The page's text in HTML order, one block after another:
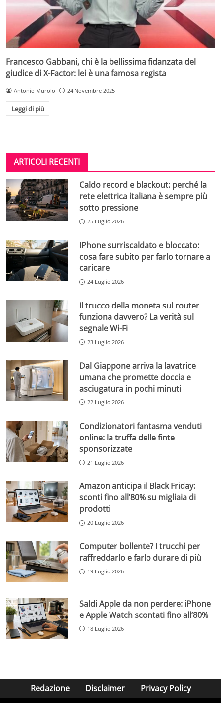
Francesco Gabbani, chi è la bellissima fidanzata del
giudice di X-Factor: lei è una famosa regista
Antonio Murolo 24 Novembre 2025
Leggi di più
ARTICOLI RECENTI
Caldo record e blackout: perché la
rete elettrica italiana è sempre più
sotto pressione
25 Luglio 2026
IPhone surriscaldato e bloccato:
cosa fare subito per farlo tornare a
caricare
24 Luglio 2026
Il trucco della moneta sul router
funziona davvero? La verità sul
segnale Wi-Fi
23 Luglio 2026
Dal Giappone arriva la lavatrice
umana che promette doccia e
asciugatura in pochi minuti
22 Luglio 2026
Condizionatori fantasma venduti
online: la truffa delle finte
sponsorizzate
21 Luglio 2026
Amazon anticipa il Black Friday:
sconti fino all’80% su migliaia di
prodotti
20 Luglio 2026
Computer bollente? I trucchi per
raffreddarlo e farlo durare di più
19 Luglio 2026
Saldi Apple da non perdere: iPhone
e Apple Watch scontati fino all’80%
18 Luglio 2026
Redazione Disclaimer Privacy Policy